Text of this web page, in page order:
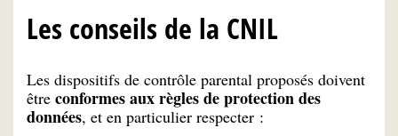
Les conseils de la CNIL
Les dispositifs de contrôle parental proposés doivent
être conformes aux règles de protection des
données, et en particulier respecter :